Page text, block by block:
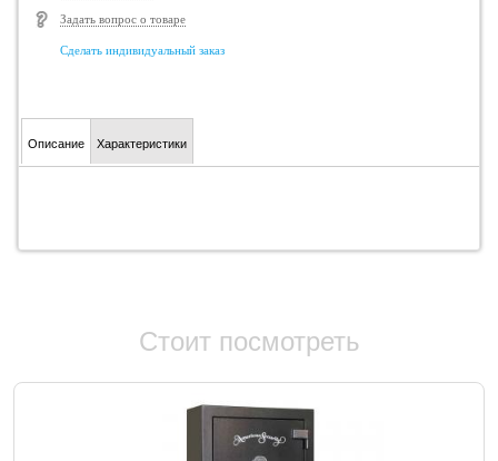
Задать вопрос о товаре
Сделать индивидуальный заказ
Описание Характеристики
Стоит посмотреть